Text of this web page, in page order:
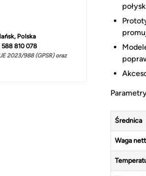
Polska
810 078
2023/988 (GPSR) oraz
Średnica
Waga